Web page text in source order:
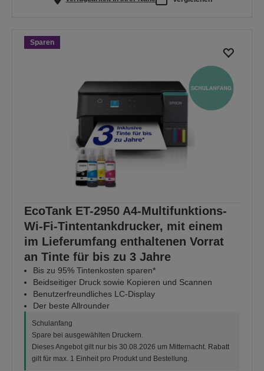
Sparen
EcoTank ET-2950 A4-Multifunktions-
Wi-Fi-Tintentankdrucker, mit einem
im Lieferumfang enthaltenen Vorrat
an Tinte für bis zu 3 Jahre
Bis zu 95% Tintenkosten sparen*
Beidseitiger Druck sowie Kopieren und Scannen
Benutzerfreundliches LC-Display
Der beste Allrounder
Schulanfang
Spare bei ausgewählten Druckern.
Dieses Angebot gilt nur bis 30.08.2026 um Mitternacht. Rabatt
gilt für max. 1 Einheit pro Produkt und Bestellung.